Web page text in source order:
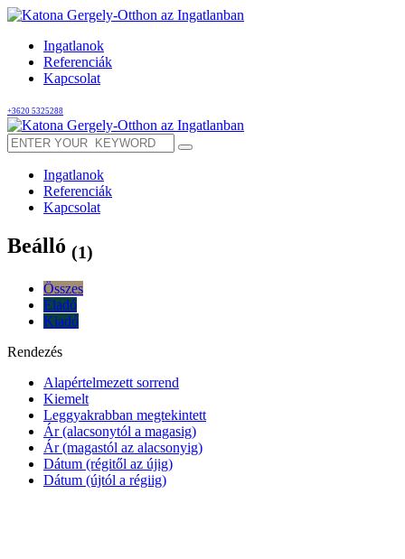
Ingatlanok
Referenciák
Kapcsolat
+3620 5325288
Ingatlanok
Referenciák
Kapcsolat
Beálló (1)
Összes
Eladó
Kiadó
Rendezés
Alapértelmezett sorrend
Kiemelt
Leggyakrabban megtekintett
Ár (alacsonytól a magasig)
Ár (magastól az alacsonyig)
Dátum (régitől az újig)
Dátum (újtól a régiig)